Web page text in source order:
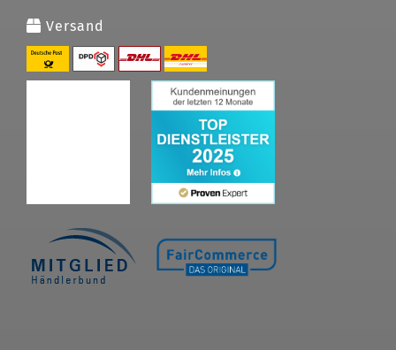
Versand